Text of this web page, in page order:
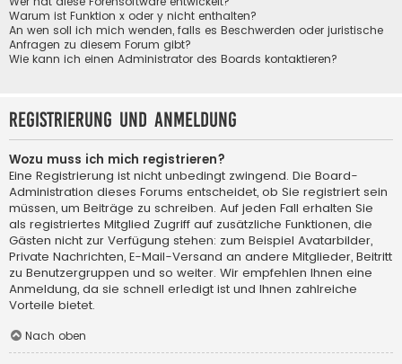
Warum ist Funktion x oder y nicht enthalten?
An wen soll ich mich wenden, falls es Beschwerden oder juristische
Anfragen zu diesem Forum gibt?
Wie kann ich einen Administrator des Boards kontaktieren?
Registrierung und Anmeldung
Wozu muss ich mich registrieren?
Eine Registrierung ist nicht unbedingt zwingend. Die Board-
Administration dieses Forums entscheidet, ob Sie registriert sein
müssen, um Beiträge zu schreiben. Auf jeden Fall erhalten Sie
als registriertes Mitglied Zugriff auf zusätzliche Funktionen, die
Gästen nicht zur Verfügung stehen: zum Beispiel Avatarbilder,
Private Nachrichten, E-Mail-Versand an andere Mitglieder, Beitritt
zu Benutzergruppen und so weiter. Wir empfehlen Ihnen eine
Anmeldung, da sie schnell erledigt ist und Ihnen zahlreiche
Vorteile bietet.
Nach oben